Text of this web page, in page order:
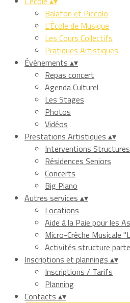
Balafon et Piccolo
L'École de Musique
Les Cours Collectifs
Pratiques Artistiques
Événements ▴▾
Repas concert
Agenda Culturel
Les Stages
Photos
Vidéos
Prestations Artistiques ▴▾
Interventions
Résidences Seniors
Concerts
Big Piano
Autres services ▴▾
Locations
Aide à la Paie pour les
Micro-Crèche Musicale
Activités structure
Inscriptions et plannings ▴▾
Inscriptions / Tarifs
Planning
Contacts ▴▾